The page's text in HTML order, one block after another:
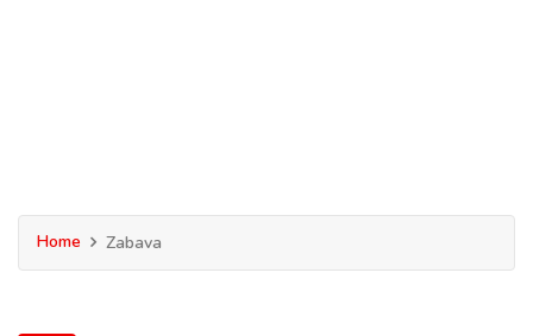
Home Zabava